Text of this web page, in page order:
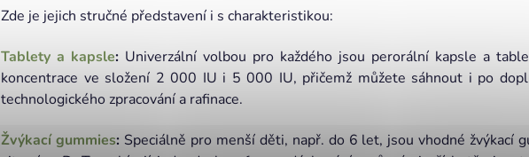
Zde je jejich stručné představení i s charakteristikou:
Tablety a kapsle: Univerzální volbou pro každého jsou perorální kapsle a
koncentrace ve složení 2 000 IU i 5 000 IU, přičemž můžete sáhnout i po
technologického zpracování a rafinace.
Žvýkací gummies:Speciálně pro menší děti, např. do 6 let, jsou vhodné žvýkací